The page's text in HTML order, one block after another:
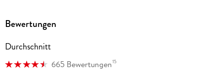
erscheinen im Heyne-Verlag.
Bewertungen
Durchschnitt
665 Bewertungen15